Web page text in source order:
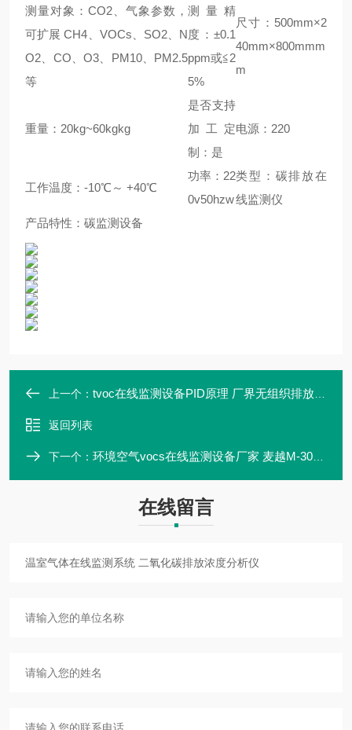
测量对象：CO2、气象参数，
可扩展 CH4、VOCs、SO2、N
O2、CO、O3、PM10、PM2.5
等
测量精
度：±0.1
ppm或≦2
5%
尺寸：500mm×2
40mm×800mmm
m
重量：20kg~60kgkg
是否支持
加工定
制：是
电源：220
工作温度：-10℃～ +40℃
功率：22
0v50hzw
类型：碳排放在
线监测仪
产品特性：碳监测设备
上一个： tvoc在线监测设备PID原理 厂界无组织排放废气监测气象五参数
返回列表
下一个： 环境空气vocs在线监测设备厂家 麦越M-3000S型
在线留言